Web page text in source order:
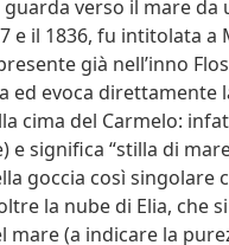
verso il mare da
e il 1836, fu intitolata a
già nell’inno
evoca direttamente
cima del Carmelo:
e significa “stilla di
goccia così singolare
la nube di Elia, che
(a indicare la